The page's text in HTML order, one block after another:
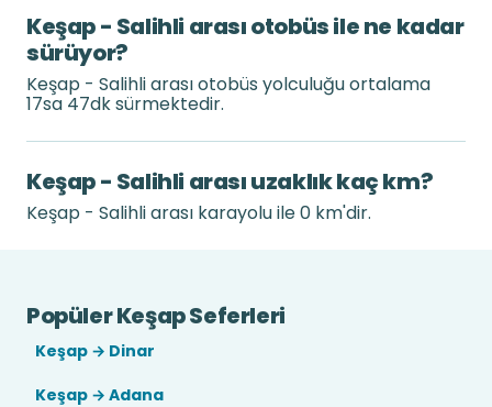
Keşap - Salihli arası otobüs ile ne kadar
sürüyor?
Keşap - Salihli arası otobüs yolculuğu ortalama
17sa 47dk sürmektedir.
Keşap - Salihli arası uzaklık kaç km?
Keşap - Salihli arası karayolu ile 0 km'dir.
Popüler Keşap Seferleri
Keşap → Dinar
Keşap → Adana